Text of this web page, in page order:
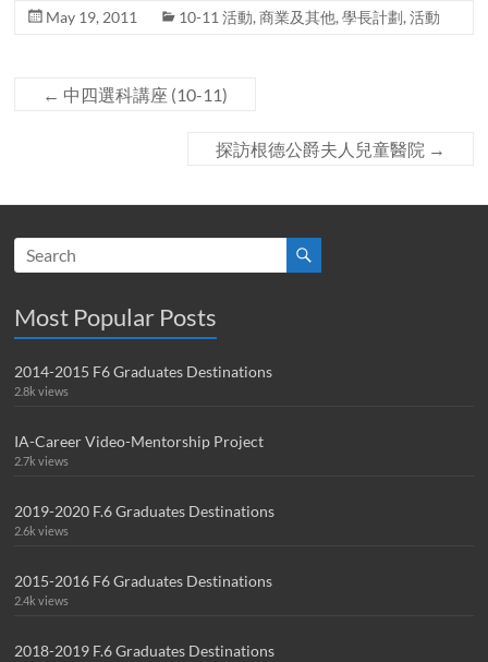
May 19, 2011 10-11 活動,商業及其他,學長計劃,活動
← 中四選科講座 (10-11)
探訪根德公爵夫人兒童醫院 →
Most Popular Posts
2014-2015 F6 Graduates Destinations
2.8k views
IA-Career Video-Mentorship Project
2.7k views
2019-2020 F.6 Graduates Destinations
2.6k views
2015-2016 F6 Graduates Destinations
2.4k views
2018-2019 F.6 Graduates Destinations